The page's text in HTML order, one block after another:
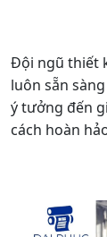
Đội ngũ thiết
luôn sẵn
ý tưởng đến
cách hoàn